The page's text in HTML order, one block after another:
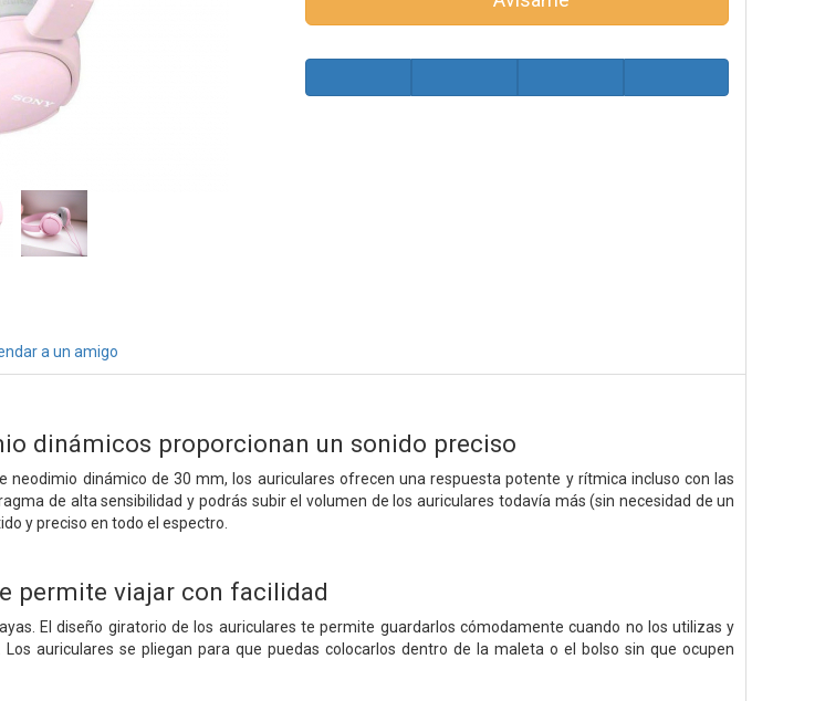
a un amigo
dinámicos proporcionan un sonido preciso
neodimio dinámico de 30 mm, los auriculares ofrecen una respuesta potente y rítmica incluso con las
de alta sensibilidad y podrás subir el volumen de los auriculares todavía más (sin necesidad de un
y preciso en todo el espectro.
permite viajar con facilidad
El diseño giratorio de los auriculares te permite guardarlos cómodamente cuando no los utilizas y
auriculares se pliegan para que puedas colocarlos dentro de la maleta o el bolso sin que ocupen